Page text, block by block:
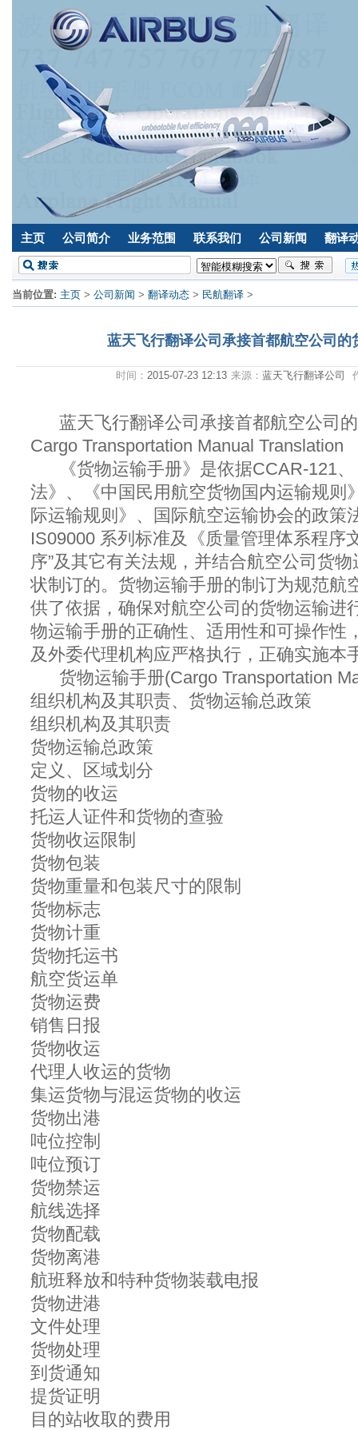
主页 公司简介 业务范围 联系我们 公司新闻 翻译
当前位置: 主页 > 公司新闻 > 翻译动态 > 民航翻译 >
蓝天飞行翻译公司承接首都航空公司的
时间： 2015-07-23 12:13 来源： 蓝天飞行翻译公司
蓝天飞行翻译公司承接首都航空公司
Cargo Transportation Manual Translation
《货物运输手册》是依据CCAR-121、
法》、《中国民用航空货物国内运输规则
际运输规则》、国际航空运输协会的政策
IS09000 系列标准及《质量管理体系程序
序”及其它有关法规，并结合航空公司货
状制订的。货物运输手册的制订为规范航
供了依据，确保对航空公司的货物运输进
物运输手册的正确性、适用性和可操作性
及外委代理机构应严格执行，正确实施本
货物运输手册(Cargo Transportation
组织机构及其职责、货物运输总政策
组织机构及其职责
货物运输总政策
定义、区域划分
货物的收运
托运人证件和货物的查验
货物收运限制
货物包装
货物重量和包装尺寸的限制
货物标志
货物计重
货物托运书
航空货运单
货物运费
销售日报
货物收运
代理人收运的货物
集运货物与混运货物的收运
货物出港
吨位控制
吨位预订
货物禁运
航线选择
货物配载
货物离港
航班释放和特种货物装载电报
货物进港
文件处理
货物处理
到货通知
提货证明
目的站收取的费用